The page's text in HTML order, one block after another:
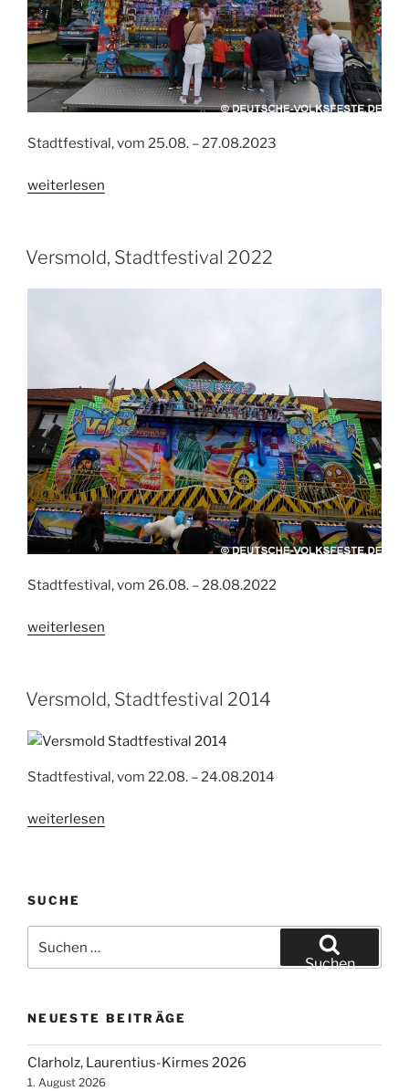
Stadtfestival, vom 25.08. – 27.08.2023
„Versmold,
weiterlesen
Versmold, Stadtfestival 2022
Stadtfestival, vom 26.08. – 28.08.2022
„Versmold,
weiterlesen
Versmold, Stadtfestival 2014
Stadtfestival, vom 22.08. – 24.08.2014
„Versmold,
weiterlesen
SUCHE
nach:
Suchen
NEUESTE BEITRÄGE
Clarholz, Laurentius-Kirmes 2026
1. August 2026